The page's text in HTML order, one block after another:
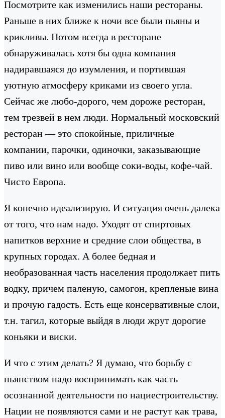
Посмотрите как изменились наши рестораны.
Раньше в них ближе к ночи все были пьяны и
крикливы. Потом всегда в ресторане
обнаруживалась хотя бы одна компания
надиравшаяся до изумления, и портившая
уютную атмосферу криками из своего угла.
Сейчас же любо-дорого, чем дороже ресторан,
тем трезвей в нем люди. Нормальный московский
ресторан — это спокойные, приличные
компании, парочки, одиночки, заказывающие
пиво или вино или вообще соки-воды, кофе-чай.
Чисто Европа.
Я конечно идеализирую. И ситуация очень далека
от того, что нам надо. Уходят от спиртовых
напитков верхние и средние слои общества, в
крупных городах. А более бедная и
необразованная часть населения продолжает пить
водку, причем паленую, самогон, крепленые вина
и прочую гадость. Есть еще консервативные слои,
т.н. тагил, которые выйдя в люди жрут дорогие
коньяки и виски.
И что с этим делать? Я думаю, что борьбу с
пьянством надо воспринимать как часть
осознанной деятельности по нациестроительству.
Нации не появляются сами и не растут как трава,